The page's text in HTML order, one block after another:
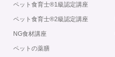
ペット食育士®️1級認定講座
ペット食育士®️2級認定講座
NG食材講座
ペットの薬膳